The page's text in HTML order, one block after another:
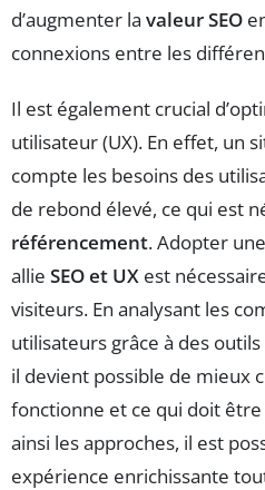
d’augmenter la valeur SEO
connexions entre les
Il est également crucial
utilisateur (UX). En effet, un
compte les besoins des
de rebond élevé, ce qui est
référencement. Adopter
allie SEO et UX est
visiteurs. En analysant les
utilisateurs grâce à des
il devient possible de mieux
fonctionne et ce qui doit
ainsi les approches, il est
expérience enrichissante